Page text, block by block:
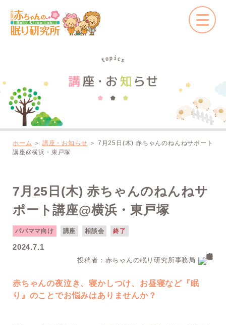
ホーム ＞ 講座・お知らせ ＞ 7月25日(木) 赤ちゃんのねんねサポート
講座@横浜・東戸塚
7月25日(木) 赤ちゃんのねんねサ
ポート講座@横浜・東戸塚
パパママ向け 講座 相談会 終了
2024.7.1
投稿者：赤ちゃんの眠り研究所事務局
赤ちゃんの夜泣き、寝かしつけ、お昼寝など『眠
り』のことでお悩みはありませんか？